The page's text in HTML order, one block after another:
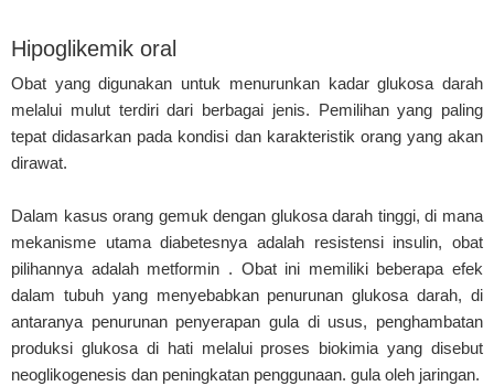
Hipoglikemik oral
Obat yang digunakan untuk menurunkan kadar glukosa darah
melalui mulut terdiri dari berbagai jenis. Pemilihan yang paling
tepat didasarkan pada kondisi dan karakteristik orang yang akan
dirawat.
Dalam kasus orang gemuk dengan glukosa darah tinggi, di mana
mekanisme utama diabetesnya adalah resistensi insulin, obat
pilihannya adalah metformin . Obat ini memiliki beberapa efek
dalam tubuh yang menyebabkan penurunan glukosa darah, di
antaranya penurunan penyerapan gula di usus, penghambatan
produksi glukosa di hati melalui proses biokimia yang disebut
neoglikogenesis dan peningkatan penggunaan. gula oleh jaringan.